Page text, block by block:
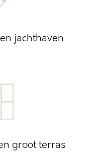
jachthaven
groot terras